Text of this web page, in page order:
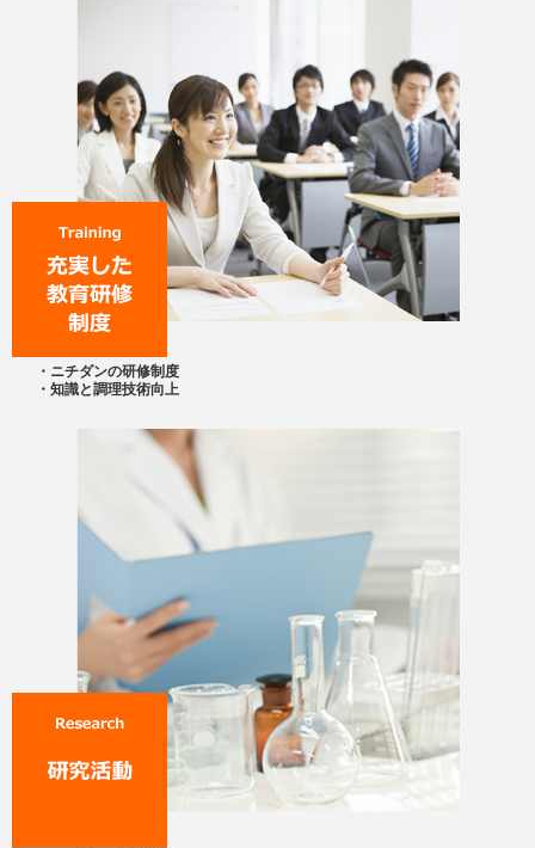
・ニチダンの研修制度
・知識と調理技術向上